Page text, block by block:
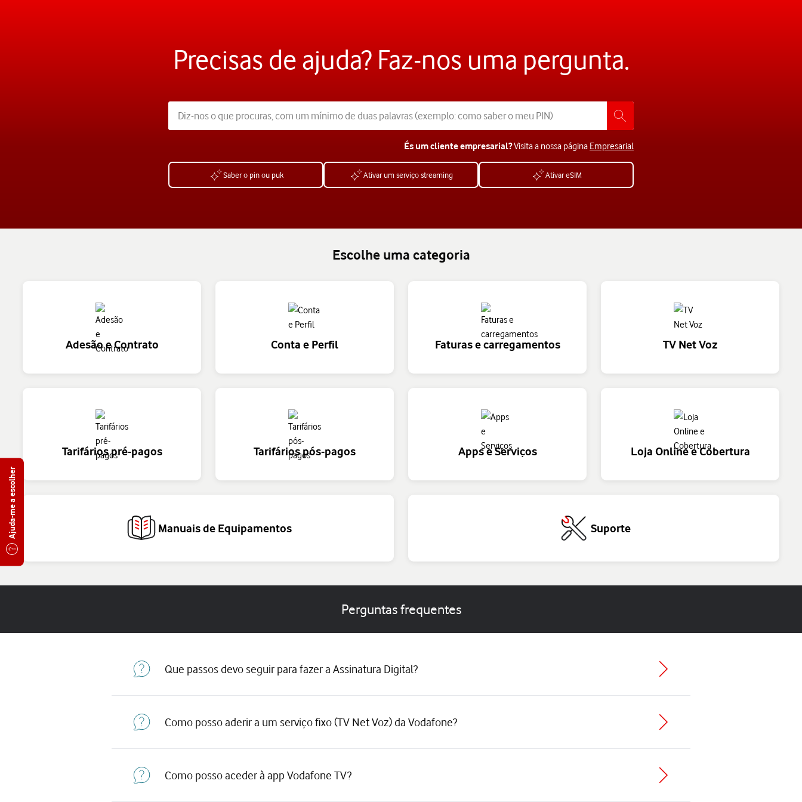
Precisas de ajuda? Faz-nos uma pergunta.
És um cliente empresarial?Visita a nossa página Empresarial
Saber o pin ou puk Ativar um serviço streaming Ativar eSIM
Escolhe uma categoria
Adesão e Contrato Conta e Perfil Faturas e carregamentos TV Net Voz
Tarifários pré-pagos Tarifários pós-pagos Apps e Serviços Loja Online e Cobertura
Manuais de Equipamentos Suporte
Perguntas frequentes
Que passos devo seguir para fazer a Assinatura Digital?
Como posso aderir a um serviço fixo (TV Net Voz) da Vodafone?
Como posso aceder à app Vodafone TV?
Ajuda-me a escolher